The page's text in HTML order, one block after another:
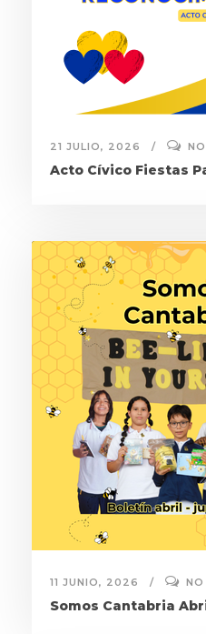
21 JULIO, 2026
Acto Cívico Fiestas
11 JUNIO, 2026
Somos Cantabria